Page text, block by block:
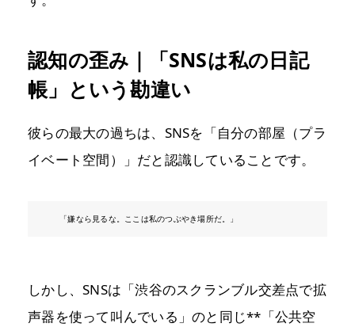
認知の歪み｜「SNSは私の日記
帳」という勘違い
彼らの最大の過ちは、SNSを「自分の部屋（プラ
イベート空間）」だと認識していることです。
「嫌なら見るな。ここは私のつぶやき場所だ。」
しかし、SNSは「渋谷のスクランブル交差点で拡
声器を使って叫んでいる」のと同じ**「公共空